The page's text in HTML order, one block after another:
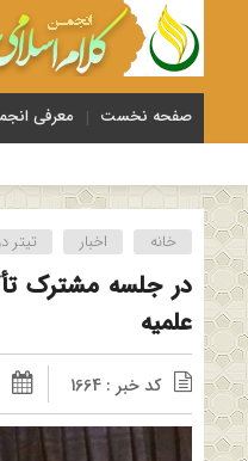
صفحه نخست معرفی
خانه اخبار تیتر
در جلسه مشترک
علمیه
کد خبر : 1664